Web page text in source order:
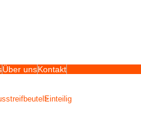
Über unsKontakt
Einteilig